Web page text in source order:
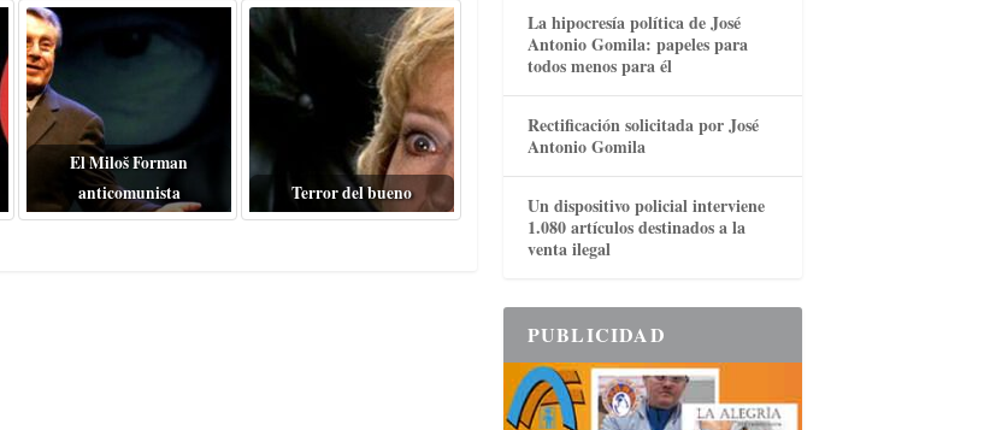
El Miloš Forman
anticomunista
Terror del bueno
La hipocresía política de José
Antonio Gomila: papeles para
todos menos para él
Rectificación solicitada por José
Antonio Gomila
Un dispositivo policial interviene
1.080 artículos destinados a la
venta ilegal
PUBLICIDAD